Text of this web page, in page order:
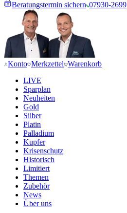
Beratungstermin sichern 07930-2699
Konto Merkzettel Warenkorb
LIVE
Sparplan
Neuheiten
Gold
Silber
Platin
Palladium
Kupfer
Krisenschutz
Historisch
Limitiert
Themen
Zubehör
News
Über uns